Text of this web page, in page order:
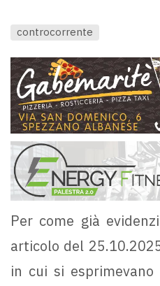
controcorrente
Per come già
articolo del
in cui si